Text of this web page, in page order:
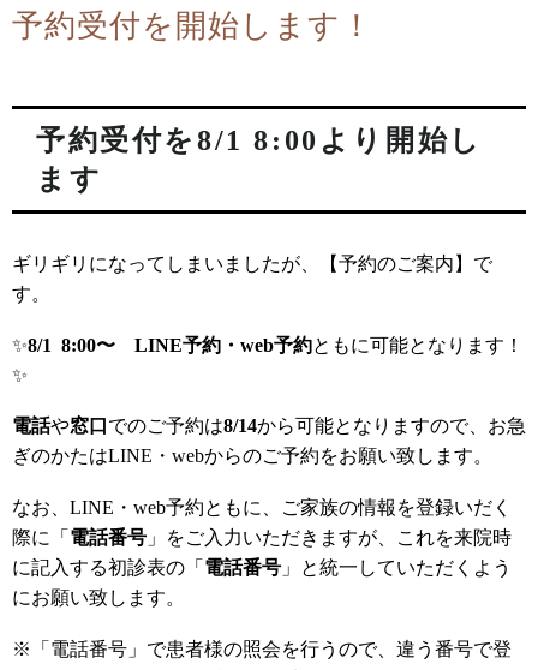
予約受付を開始します！
予約受付を8/1 8:00より開始し
ます
ギリギリになってしまいましたが、【予約のご案内】で
す。
✨️8/1 8:00〜 LINE予約・web予約ともに可能となります！
✨️
電話や窓口 でのご予約は8/14から可能となりますので、お急
ぎのかたはLINE・webからのご予約をお願い致します。
なお、LINE・web予約ともに、ご家族の情報を登録いだく
際に「 電話番号 」をご入力いただきますが、これを来院時
に記入する初診表の「 電話番号 」と統一していただくよう
にお願い致します。
※「電話番号」で患者様の照会を行うので、違う番号で登